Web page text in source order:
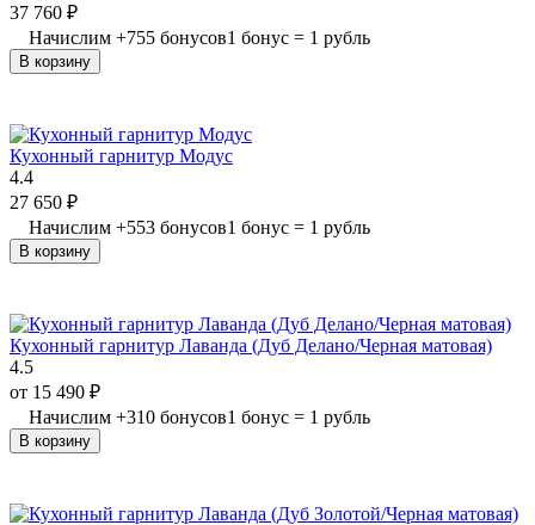
37 760 ₽
Начислим +755 бонусов1 бонус = 1 рубль
В корзину
Кухонный гарнитур Модус
4.4
27 650 ₽
Начислим +553 бонусов1 бонус = 1 рубль
В корзину
Кухонный гарнитур Лаванда (Дуб Делано/Черная матовая)
4.5
от 15 490 ₽
Начислим +310 бонусов1 бонус = 1 рубль
В корзину